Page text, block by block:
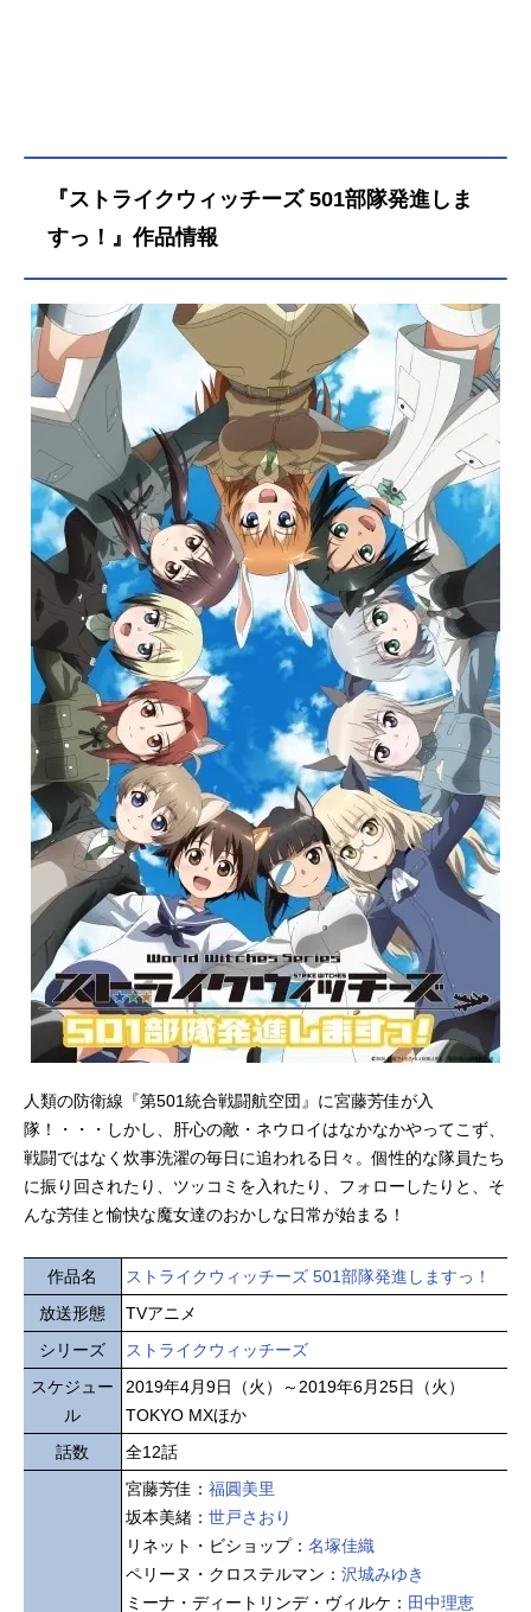
『ストライクウィッチーズ 501部隊発進しま
すっ！』作品情報
人類の防衛線『第501統合戦闘航空団』に宮藤芳佳が入
隊！・・・しかし、肝心の敵・ネウロイはなかなかやってこず、
戦闘ではなく炊事洗濯の毎日に追われる日々。個性的な隊員たち
に振り回されたり、ツッコミを入れたり、フォローしたりと、そ
んな芳佳と愉快な魔女達のおかしな日常が始まる！
作品名
ストライクウィッチーズ 501部隊発進しますっ！
放送形態
TVアニメ
シリーズ
ストライクウィッチーズ
スケジュー
ル
2019年4月9日（火）～2019年6月25日（火）
TOKYO MXほか
話数
全12話
宮藤芳佳： 福圓美里
坂本美緒： 世戸さおり
リネット・ビショップ： 名塚佳織
ペリーヌ・クロステルマン： 沢城みゆき
ミーナ・ディートリンデ・ヴィルケ： 田中理恵